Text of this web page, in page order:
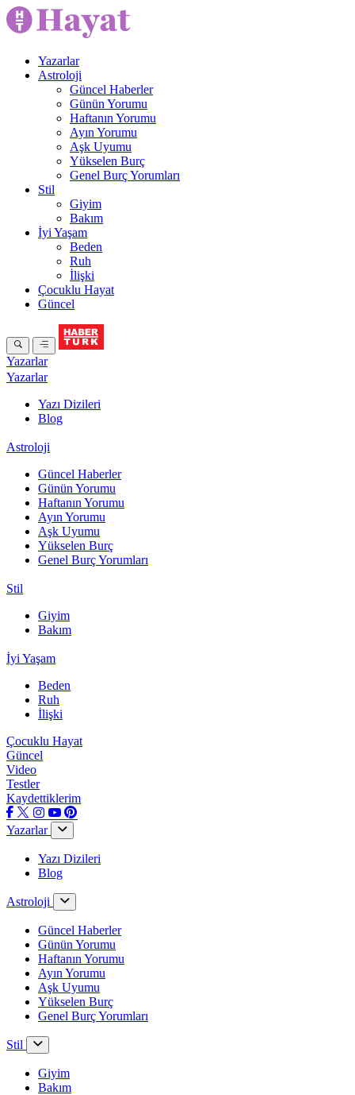
Yazarlar
Astroloji
Güncel Haberler
Günün Yorumu
Haftanın Yorumu
Ayın Yorumu
Aşk Uyumu
Yükselen Burç
Genel Burç Yorumları
Stil
Giyim
Bakım
İyi Yaşam
Beden
Ruh
İlişki
Çocuklu Hayat
Güncel
Yazarlar
Yazarlar
Yazı Dizileri
Blog
Astroloji
Güncel Haberler
Günün Yorumu
Haftanın Yorumu
Ayın Yorumu
Aşk Uyumu
Yükselen Burç
Genel Burç Yorumları
Stil
Giyim
Bakım
İyi Yaşam
Beden
Ruh
İlişki
Çocuklu Hayat
Güncel
Video
Testler
Kaydettiklerim
Yazarlar
Yazı Dizileri
Blog
Astroloji
Güncel Haberler
Günün Yorumu
Haftanın Yorumu
Ayın Yorumu
Aşk Uyumu
Yükselen Burç
Genel Burç Yorumları
Stil
Giyim
Bakım